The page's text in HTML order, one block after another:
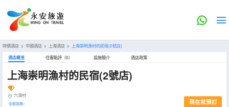
特價酒店 > 中國酒店 > 上海酒店 > 上海崇明漁村的民宿(2號店)
酒店概览 住客點評（0） 設施簡介 酒店政策
上海崇明漁村的民宿(2號店)
六滧村
全部設施> 現在就預訂